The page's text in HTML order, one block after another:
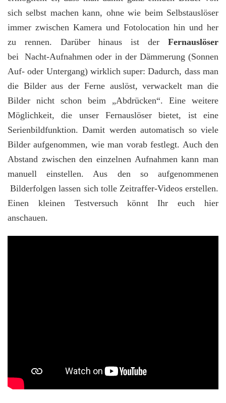
sich selbst machen kann, ohne wie beim Selbstauslöser
immer zwischen Kamera und Fotolocation hin und her
zu rennen. Darüber hinaus ist der Fernauslöser
bei Nacht-Aufnahmen oder in der Dämmerung (Sonnen
Auf- oder Untergang) wirklich super: Dadurch, dass man
die Bilder aus der Ferne auslöst, verwackelt man die
Bilder nicht schon beim „Abdrücken“. Eine weitere
Möglichkeit, die unser Fernauslöser bietet, ist eine
Serienbildfunktion. Damit werden automatisch so viele
Bilder aufgenommen, wie man vorab festlegt. Auch den
Abstand zwischen den einzelnen Aufnahmen kann man
manuell einstellen. Aus den so aufgenommenen
Bilderfolgen lassen sich tolle Zeitraffer-Videos erstellen.
Einen kleinen Testversuch könnt Ihr euch hier
anschauen.